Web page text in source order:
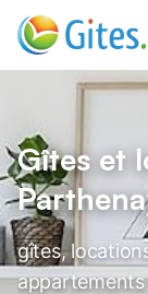
Gîtes et
gîtes,